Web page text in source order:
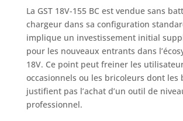
La GST 18V-155 BC est vendue sans
chargeur dans sa configuration
implique un investissement initial
pour les nouveaux entrants dans
18V. Ce point peut freiner les
occasionnels ou les bricoleurs dont les
justifient pas l’achat d’un outil de
professionnel.